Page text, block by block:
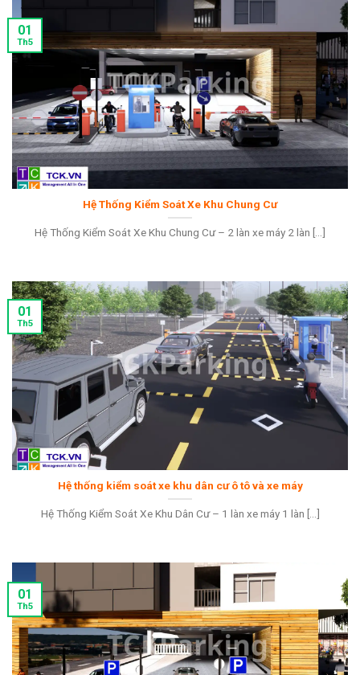
Hệ Thống Kiểm Soát Xe Khu Chung Cư
Hệ Thống Kiểm Soát Xe Khu Chung Cư – 2 làn xe máy 2 làn [...]
01
Th5
Hệ thống kiểm soát xe khu dân cư ô tô và xe máy
Hệ Thống Kiểm Soát Xe Khu Dân Cư – 1 làn xe máy 1 làn [...]
01
Th5
01
Th5